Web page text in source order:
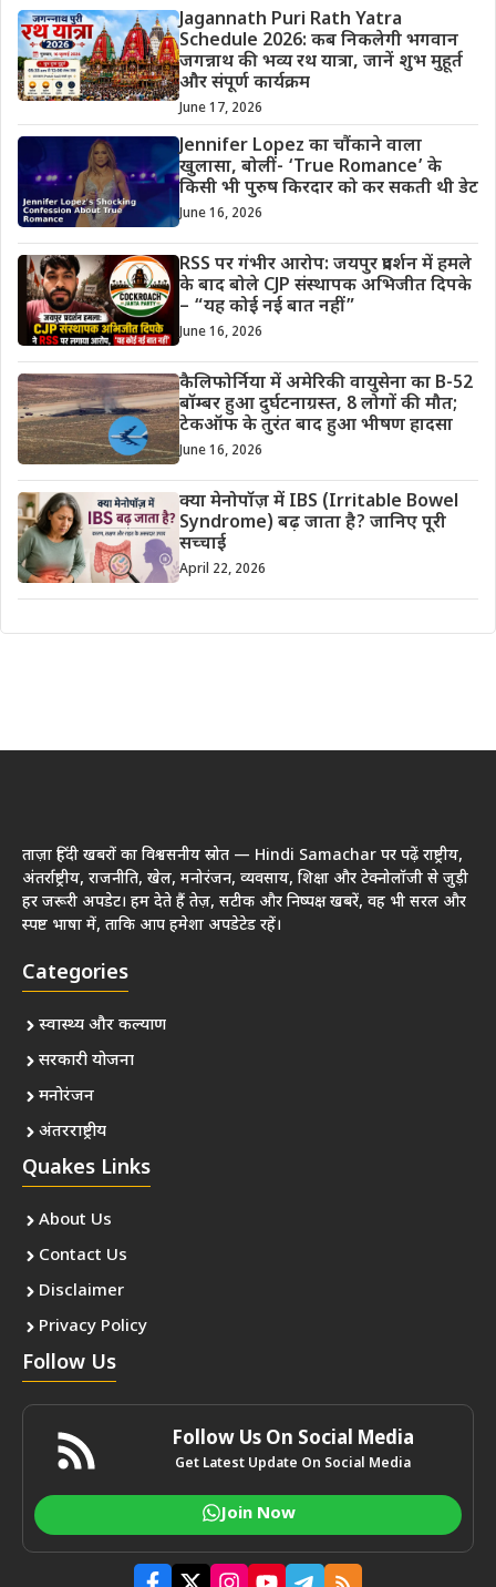
Jagannath Puri Rath Yatra
Schedule 2026: कब निकलेगी भगवान
जगन्नाथ की भव्य रथ यात्रा, जानें शुभ मुहूर्त
और संपूर्ण कार्यक्रम
June 17, 2026
Jennifer Lopez का चौंकाने वाला
खुलासा, बोलीं- ‘True Romance’ के
किसी भी पुरुष किरदार को कर सकती थी डेट
June 16, 2026
RSS पर गंभीर आरोप: जयपुर प्रदर्शन में हमले
के बाद बोले CJP संस्थापक अभिजीत दिपके
– “यह कोई नई बात नहीं”
June 16, 2026
कैलिफोर्निया में अमेरिकी वायुसेना का B-52
बॉम्बर हुआ दुर्घटनाग्रस्त, 8 लोगों की मौत;
टेकऑफ के तुरंत बाद हुआ भीषण हादसा
June 16, 2026
क्या मेनोपॉज़ में IBS (Irritable Bowel
Syndrome) बढ़ जाता है? जानिए पूरी
सच्चाई
April 22, 2026
ताज़ा हिंदी खबरों का विश्वसनीय स्रोत — Hindi Samachar पर पढ़ें राष्ट्रीय,
अंतर्राष्ट्रीय, राजनीति, खेल, मनोरंजन, व्यवसाय, शिक्षा और टेक्नोलॉजी से जुड़ी
हर जरूरी अपडेट। हम देते हैं तेज़, सटीक और निष्पक्ष खबरें, वह भी सरल और
स्पष्ट भाषा में, ताकि आप हमेशा अपडेटेड रहें।
Categories
स्वास्थ्य और कल्याण
सरकारी योजना
मनोरंजन
अंतरराष्ट्रीय
Quakes Links
About Us
Contact Us
Disclaimer
Privacy Policy
Follow Us
Follow Us On Social Media
Get Latest Update On Social Media
Join Now